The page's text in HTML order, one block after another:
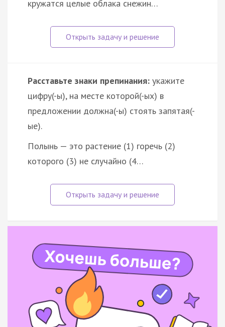
кружатся целые облака снежин…
Расставьте знаки препинания: укажите
цифру(-ы), на месте которой(-ых) в
предложении должна(-ы) стоять запятая(-
ые).
Полынь — это растение (1) горечь (2)
которого (3) не случайно (4…